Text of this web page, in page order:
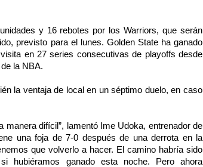
y 16 rebotes por los Warriors, que serán
previsto para el lunes. Golden State ha ganado
en 27 series consecutivas de playoffs desde
la NBA.
la ventaja de local en un séptimo duelo, en caso
manera difícil”, lamentó Ime Udoka, entrenador de
una foja de 7-0 después de una derrota en la
que volverlo a hacer. El camino habría sido
hubiéramos ganado esta noche. Pero ahora